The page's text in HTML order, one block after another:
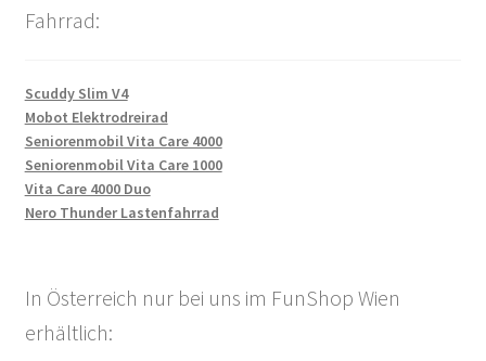
Fahrrad:
Scuddy Slim V4
Mobot Elektrodreirad
Seniorenmobil Vita Care 4000
Seniorenmobil Vita Care 1000
Vita Care 4000 Duo
Nero Thunder Lastenfahrrad
In Österreich nur bei uns im FunShop Wien
erhältlich: